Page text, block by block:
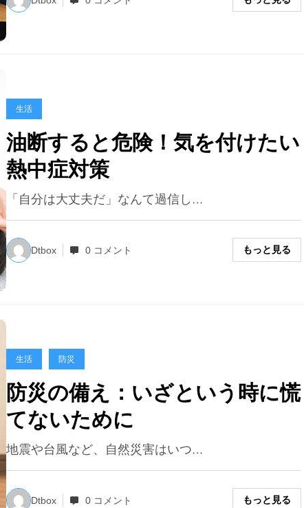
生活
油断すると危険！気を付けたい
熱中症対策
「自分は大丈夫だ」なんて過信し…
Dtbox 0 コメント もっと見る
生活 防災
防災の備え：いざという時に慌
てないために
地震や台風など、自然災害はいつ…
Dtbox 0 コメント もっと見る